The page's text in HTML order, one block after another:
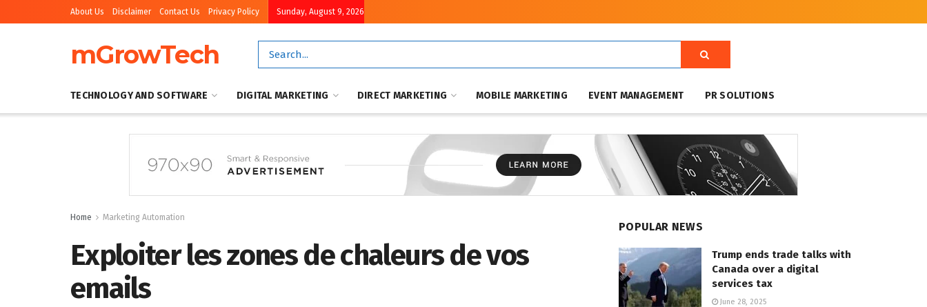
About Us Disclaimer Contact Us Privacy Policy Sunday, August 9, 2026
mGrowTech
TECHNOLOGY AND SOFTWARE DIGITAL MARKETING DIRECT MARKETING MOBILE MARKETING EVENT MANAGEMENT PR SOLUTIONS
Home Marketing Automation
Exploiter les zones de chaleurs de vos
emails
POPULAR NEWS
Trump ends trade talks with
Canada over a digital
services tax
June 28, 2025